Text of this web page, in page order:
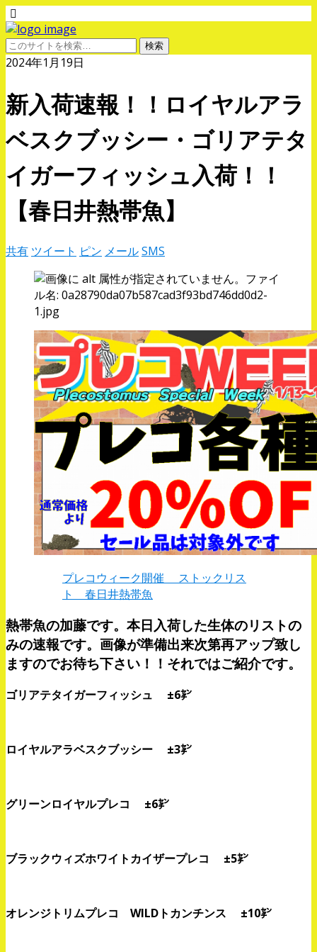
2024年1月19日
新入荷速報！！ロイヤルアラ
ベスクブッシー・ゴリアテタ
イガーフィッシュ入荷！！
【春日井熱帯魚】
共有 ツイート ピン メールSMS
プレコウィーク開催 ストックリス
ト 春日井熱帯魚
熱帯魚の加藤です。本日入荷した生体のリストの
みの速報です。画像が準備出来次第再アップ致し
ますのでお待ち下さい！！それではご紹介です。
ゴリアテタイガーフィッシュ ±6㌢
ロイヤルアラベスクブッシー ±3㌢
グリーンロイヤルプレコ ±6㌢
ブラックウィズホワイトカイザープレコ ±5㌢
オレンジトリムプレコ WILDトカンチンス ±10㌢